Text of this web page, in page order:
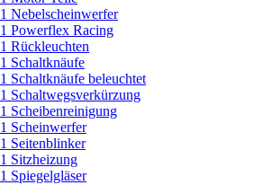
Nebelscheinwerfer
Powerflex Racing
Rückleuchten
Schaltknäufe
Schaltknäufe beleuchtet
Schaltwegsverkürzung
Scheibenreinigung
Scheinwerfer
Seitenblinker
Sitzheizung
Spiegelgläser